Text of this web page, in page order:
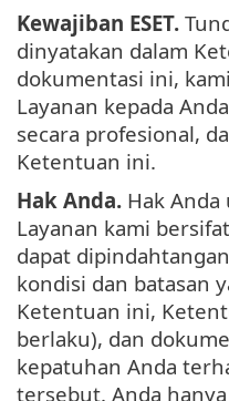
Kewajiban ESET.
dinyatakan dalam
dokumentasi ini,
Layanan kepada
secara profesional,
Ketentuan ini.
Hak Anda. Hak
Layanan kami
dapat
kondisi dan batasan
Ketentuan ini,
berlaku), dan
kepatuhan Anda
tersebut. Anda